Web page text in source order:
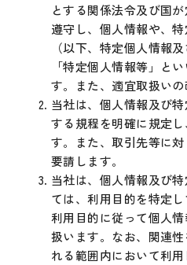
とする関係法令及び国
遵守し、個人情報や、
（以下、特定個人情報
「特定個人情報等」と
す。また、適宜取扱いの
当社は、個人情報及び
する規程を明確に規定
す。また、取引先等に
要請します。
当社は、個人情報及び
ては、利用目的を特定
利用目的に従って個人
扱います。なお、関連
れる範囲内において利